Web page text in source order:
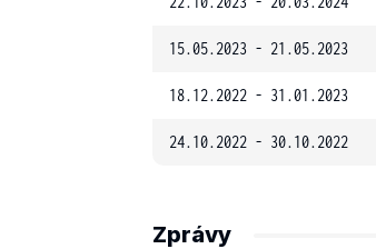
15.05.2023 - 21.05.2023
18.12.2022 - 31.01.2023
24.10.2022 - 30.10.2022
Zprávy